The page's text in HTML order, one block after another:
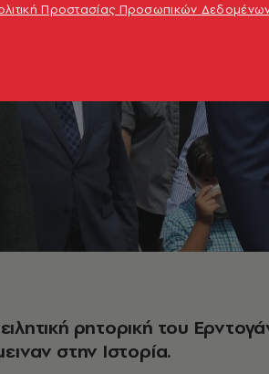
ρητορική του
στην Ιστορία.
Προστασίας Προσωπικών